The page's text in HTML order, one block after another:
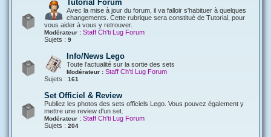
Tutorial Forum
Avec la mise à jour du forum, il va falloir s'habituer à quelques
changements. Cette rubrique sera constitué de Tutorial, pour
vous aider à vous y retrouver.
Modérateur : Staff Ch'ti Lug Forum
Sujets : 9
Info/News Lego
Toute l'actualité sur la sortie des sets
Modérateur : Staff Ch'ti Lug Forum
Sujets : 161
Set Officiel & Review
Publiez les photos des sets officiels Lego. Vous pouvez également y
mettre une review d'un set.
Modérateur : Staff Ch'ti Lug Forum
Sujets : 204